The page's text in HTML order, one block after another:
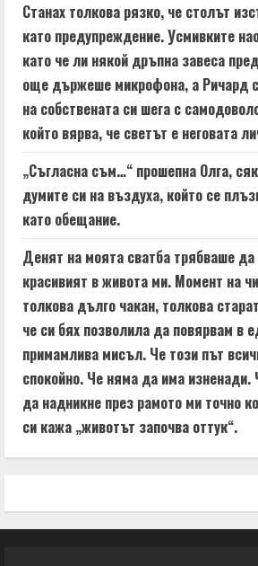
Станах толкова рязко, че столът
като предупреждение. Усмивките
като че ли някой дръпна завеса
още държеше микрофона, а Ричард
на собствената си шега с
който вярва, че светът е неговата
„Съгласна съм…“ прошепна Олга,
думите си на въздуха, който се
като обещание.
Денят на моята сватба трябваше
красивият в живота ми. Момент на
толкова дълго чакан, толкова
че си бях позволила да повярвам в
примамлива мисъл. Че този път
спокойно. Че няма да има
да надникне през рамото ми точно
си кажа „животът започва оттук“.